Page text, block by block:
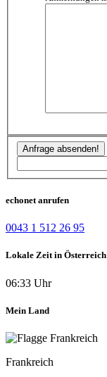
Anfrage absenden!
echonet anrufen
0043 1 512 26 95
Lokale Zeit in Österreich
06:33 Uhr
Mein Land
Frankreich